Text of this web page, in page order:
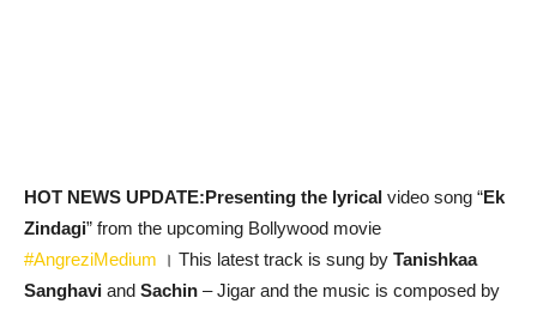
HOT NEWS UPDATE:Presenting the lyrical video song “Ek
Zindagi” from the upcoming Bollywood movie
#AngreziMedium । This latest track is sung by Tanishkaa
Sanghavi and Sachin – Jigar and the music is composed by